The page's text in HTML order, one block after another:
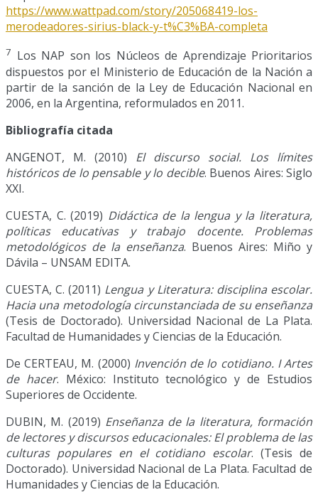
https://www.wattpad.com/story/205068419-los-
merodeadores-sirius-black-y-t%C3%BA-completa
7 Los NAP son los Núcleos de Aprendizaje Prioritarios
dispuestos por el Ministerio de Educación de la Nación a
partir de la sanción de la Ley de Educación Nacional en
2006, en la Argentina, reformulados en 2011.
Bibliografía citada
ANGENOT, M. (2010) El discurso social. Los límites
históricos de lo pensable y lo decible. Buenos Aires: Siglo
XXI.
CUESTA, C. (2019) Didáctica de la lengua y la literatura,
políticas educativas y trabajo docente. Problemas
metodológicos de la enseñanza. Buenos Aires: Miño y
Dávila – UNSAM EDITA.
CUESTA, C. (2011) Lengua y Literatura: disciplina escolar.
Hacia una metodología circunstanciada de su enseñanza
(Tesis de Doctorado). Universidad Nacional de La Plata.
Facultad de Humanidades y Ciencias de la Educación.
De CERTEAU, M. (2000) Invención de lo cotidiano. I Artes
de hacer. México: Instituto tecnológico y de Estudios
Superiores de Occidente.
DUBIN, M. (2019) Enseñanza de la literatura, formación
de lectores y discursos educacionales: El problema de las
culturas populares en el cotidiano escolar. (Tesis de
Doctorado). Universidad Nacional de La Plata. Facultad de
Humanidades y Ciencias de la Educación.